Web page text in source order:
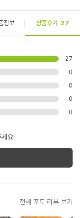
정보 상품후기 27
27
0
0
0
0
요!
전체 포토 리뷰 보기